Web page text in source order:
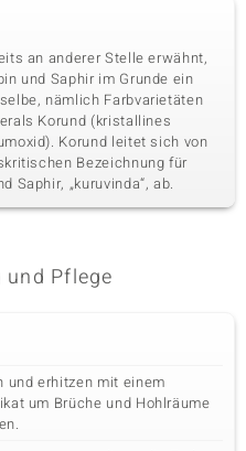
an anderer Stelle erwähnt,
und Saphir im Grunde ein
nämlich Farbvarietäten
Korund (kristallines
Korund leitet sich von
Bezeichnung für
Saphir, „kuruvinda“, ab.
Pflege
und erhitzen mit einem
um Brüche und Hohlräume